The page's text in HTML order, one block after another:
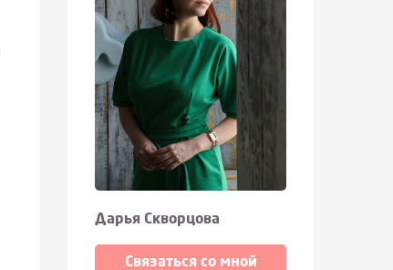
Дарья Скворцова
Связаться со мной